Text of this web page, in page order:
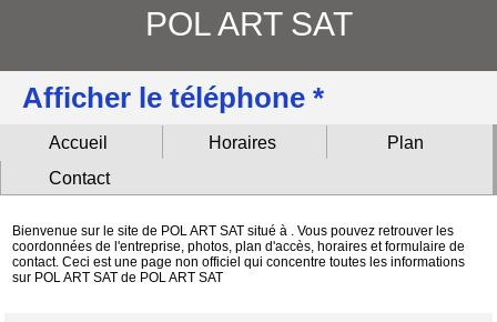
POL ART SAT
Afficher le téléphone *
Accueil Horaires
Plan
Contact
Bienvenue sur le site de POL ART SAT situé à . Vous pouvez retrouver les
coordonnées de l'entreprise, photos, plan d'accès, horaires et formulaire de
contact. Ceci est une page non officiel qui concentre toutes les informations
sur POL ART SAT de POL ART SAT